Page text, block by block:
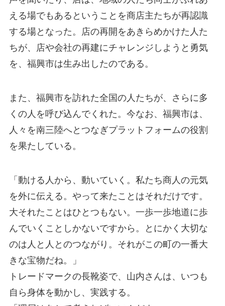
える場でもあるということを商店主たちが再認識
する場となった。店の再開をあきらめかけた人た
ちが、店や会社の再建にチャレンジしようと勇気
を、福興市は生み出したのである。
また、福興市を訪れた全国の人たちが、さらに多
くの人を呼び込んでくれた。今なお、福興市は、
人々を南三陸へとつなぎプラットフォームの役割
を果たしている。
「動ける人から、動いていく。私たち商人の元気
を外に伝える。やって来たことはそれだけです。
大それたことはひとつもない。一歩一歩地道に歩
んでいくことしかないですから。とにかく大切な
のは人と人とのつながり。それがこの町の一番大
きな宝物だね。」
トレードマークの長靴姿で、山内さんは、いつも
自ら身体を動かし、実践する。